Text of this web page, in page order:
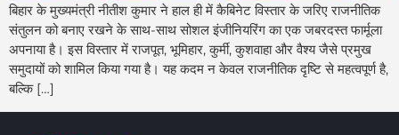
बिहार के मुख्यमंत्री नीतीश कुमार ने हाल ही में कैबिनेट विस्तार के जरिए राजनीतिक
संतुलन को बनाए रखने के साथ-साथ सोशल इंजीनियरिंग का एक जबरदस्त फार्मूला
अपनाया है। इस विस्तार में राजपूत, भूमिहार, कुर्मी, कुशवाहा और वैश्य जैसे प्रमुख
समुदायों को शामिल किया गया है। यह कदम न केवल राजनीतिक दृष्टि से महत्वपूर्ण है,
बल्कि […]